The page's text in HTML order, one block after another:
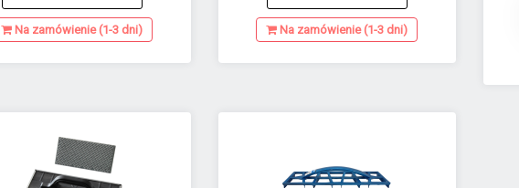
Na zamówienie (1-3 dni) Na zamówienie (1-3 dni)